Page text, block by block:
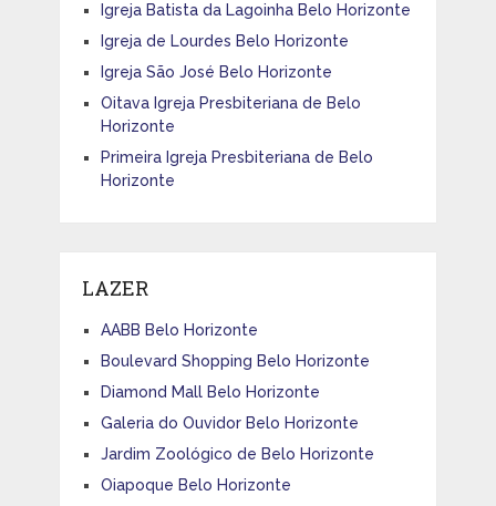
Igreja Batista da Lagoinha Belo Horizonte
Igreja de Lourdes Belo Horizonte
Igreja São José Belo Horizonte
Oitava Igreja Presbiteriana de Belo
Horizonte
Primeira Igreja Presbiteriana de Belo
Horizonte
LAZER
AABB Belo Horizonte
Boulevard Shopping Belo Horizonte
Diamond Mall Belo Horizonte
Galeria do Ouvidor Belo Horizonte
Jardim Zoológico de Belo Horizonte
Oiapoque Belo Horizonte